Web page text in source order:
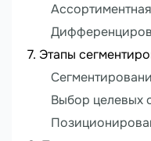
Ассортиментная
Этапы
Выбор целевых